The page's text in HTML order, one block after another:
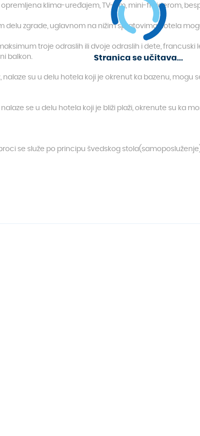
opremljena klima-uređajem, TV-om, mini-frižiderom,
delu zgrade, uglavnom na nižim spratovima hotela
troje odraslih ili dvoje odraslih i dete,
balkon.
nalaze su u delu hotela koji je okrenut ka bazenu, mogu
nalaze se u delu hotela koji je bliži plaži, okrenute su ka
se služe po principu švedskog
Stranica se učitava...